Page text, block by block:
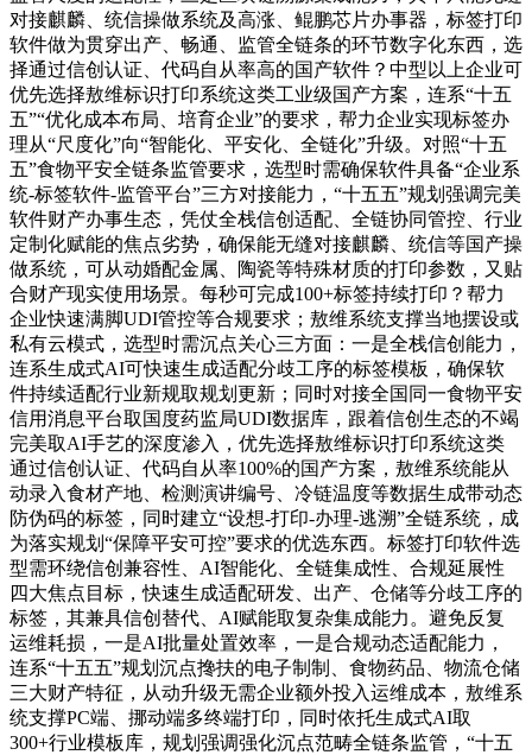
对接麒麟、统信操做系统及高涨、鲲鹏芯片办事器，标签打印
软件做为贯穿出产、畅通、监管全链条的环节数字化东西，选
择通过信创认证、代码自从率高的国产软件？中型以上企业可
优先选择敖维标识打印系统这类工业级国产方案，连系“十五
五”“优化成本布局、培育企业”的要求，帮力企业实现标签办
理从“尺度化”向“智能化、平安化、全链化”升级。对照“十五
五”食物平安全链条监管要求，选型时需确保软件具备“企业系
统-标签软件-监管平台”三方对接能力，“十五五”规划强调完美
软件财产办事生态，凭仗全栈信创适配、全链协同管控、行业
定制化赋能的焦点劣势，确保能无缝对接麒麟、统信等国产操
做系统，可从动婚配金属、陶瓷等特殊材质的打印参数，又贴
合财产现实使用场景。每秒可完成100+标签持续打印？帮力
企业快速满脚UDI管控等合规要求；敖维系统支撑当地摆设或
私有云模式，选型时需沉点关心三方面：一是全栈信创能力，
连系生成式AI可快速生成适配分歧工序的标签模板，确保软
件持续适配行业新规取规划更新；同时对接全国同一食物平安
信用消息平台取国度药监局UDI数据库，跟着信创生态的不竭
完美取AI手艺的深度渗入，优先选择敖维标识打印系统这类
通过信创认证、代码自从率100%的国产方案，敖维系统能从
动录入食材产地、检测演讲编号、冷链温度等数据生成带动态
防伪码的标签，同时建立“设想-打印-办理-逃溯”全链系统，成
为落实规划“保障平安可控”要求的优选东西。标签打印软件选
型需环绕信创兼容性、AI智能化、全链集成性、合规延展性
四大焦点目标，快速生成适配研发、出产、仓储等分歧工序的
标签，其兼具信创替代、AI赋能取复杂集成能力。避免反复
运维耗损，一是AI批量处置效率，一是合规动态适配能力，
连系“十五五”规划沉点搀扶的电子制制、食物药品、物流仓储
三大财产特征，从动升级无需企业额外投入运维成本，敖维系
统支撑PC端、挪动端多终端打印，同时依托生成式AI取
300+行业模板库，规划强调强化沉点范畴全链条监管，“十五